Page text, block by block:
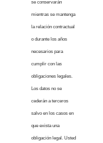
se conservarán
mientras se mantenga
la relación contractual
o durante los años
necesarios para
cumplir con las
obligaciones legales.
Los datos no se
cederán a terceros
salvo en los casos en
que exista una
obligación legal. Usted